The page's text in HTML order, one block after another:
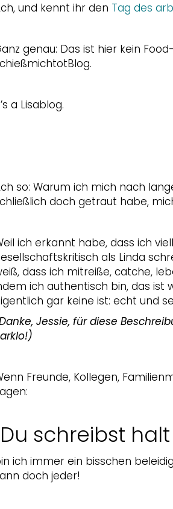
und kennt ihr den Tag des
genau: Das ist hier kein
a Lisablog.
so: Warum ich mich nach
doch getraut habe,
ich erkannt habe, dass ich
als Linda
dass ich mitreiße, catche,
ich authentisch bin, das ist
gar keine ist: echt und
Jessie, für diese
Freunde, Kollegen,
schreibst
ich immer ein bisschen
doch jeder!